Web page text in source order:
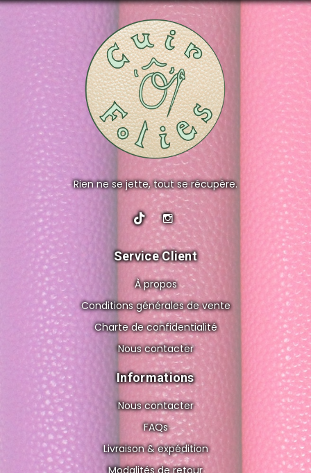
Rien ne se jette, tout se récupère.
Service Client
À propos
Conditions générales de vente
Charte de confidentialité
Nous contacter
Informations
Nous contacter
FAQs
Livraison & expédition